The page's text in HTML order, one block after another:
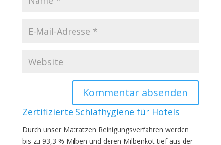
Zertifizierte Schlafhygiene für Hotels
Durch unser Matratzen Reinigungsverfahren werden
bis zu 93,3 % Milben und deren Milbenkot tief aus der